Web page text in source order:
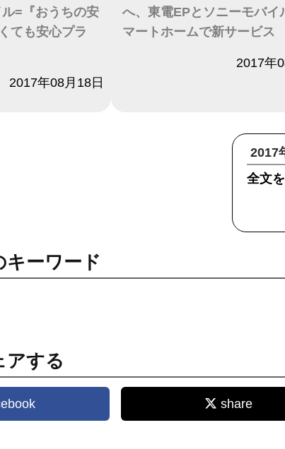
=『おうちの安
ても安心プラ
2017年08月18日
へ、東電EPとソニーモバイ
マートホームで新サービス
2017年
2017
全文
キーワード
アする
share